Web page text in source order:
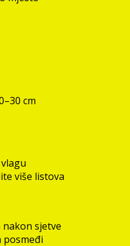
cm
više listova
sjetve
posmeđi